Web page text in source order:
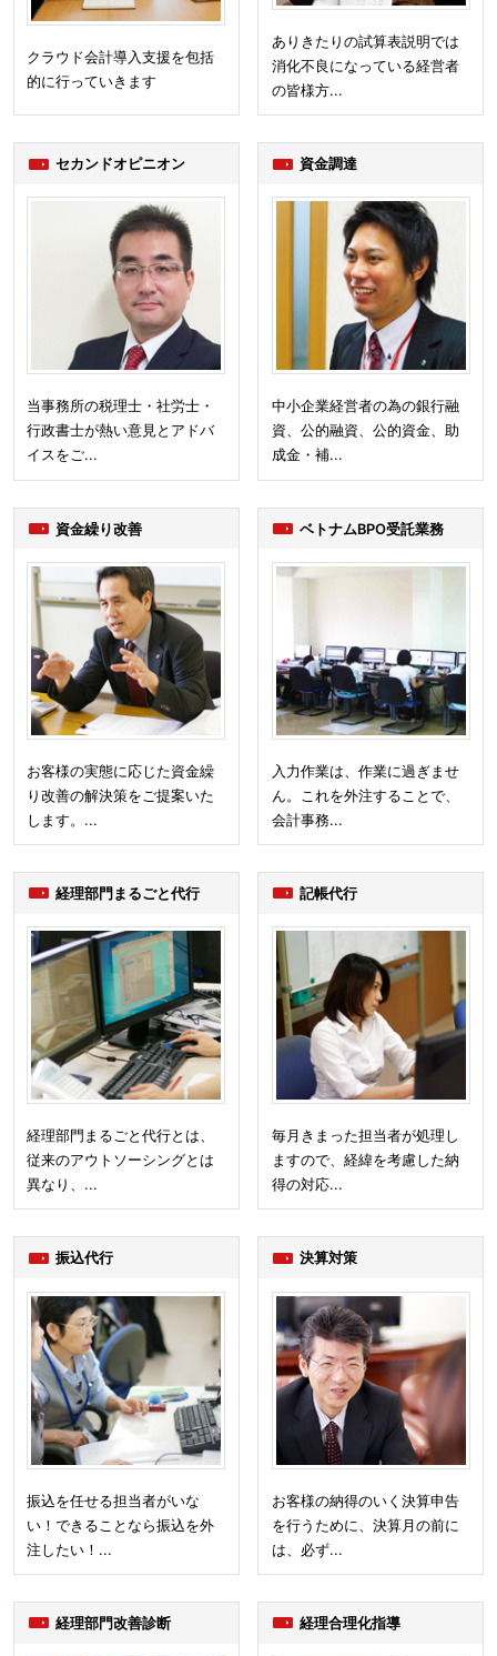
クラウド会計導入支援を包括
的に行っていきます
ありきたりの試算表説明では
消化不良になっている経営者
の皆様方...
セカンドオピニオン
当事務所の税理士・社労士・
行政書士が熱い意見とアドバ
イスをご...
資金調達
中小企業経営者の為の銀行融
資、公的融資、公的資金、助
成金・補...
資金繰り改善
お客様の実態に応じた資金繰
り改善の解決策をご提案いた
します。...
ベトナムBPO受託業務
入力作業は、作業に過ぎませ
ん。これを外注することで、
会計事務...
経理部門まるごと代行
経理部門まるごと代行とは、
従来のアウトソーシングとは
異なり、...
記帳代行
毎月きまった担当者が処理し
ますので、経緯を考慮した納
得の対応...
振込代行
振込を任せる担当者がいな
い！できることなら振込を外
注したい！...
決算対策
お客様の納得のいく決算申告
を行うために、決算月の前に
は、必ず...
経理部門改善診断 経理合理化指導